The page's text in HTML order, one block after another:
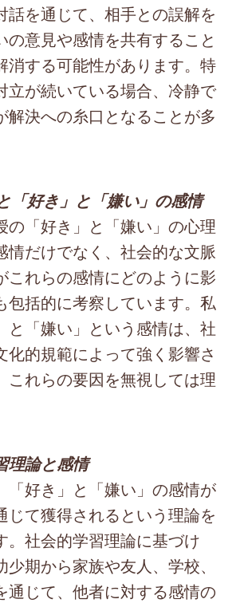
話を通じて、相手との誤解を
の意見や感情を共有すること
消する可能性があります。特
立が続いている場合、冷静で
解決への糸口となることが多
「好き」と「嫌い」の感情
「好き」と「嫌い」の心理
情だけでなく、社会的な文脈
これらの感情にどのように影
包括的に考察しています。私
と「嫌い」という感情は、社
化的規範によって強く影響さ
これらの要因を無視しては理
理論と感情
好き」と「嫌い」の感情が
じて獲得されるという理論を
。社会的学習理論に基づけ
期から家族や友人、学校、
通じて、他者に対する感情の